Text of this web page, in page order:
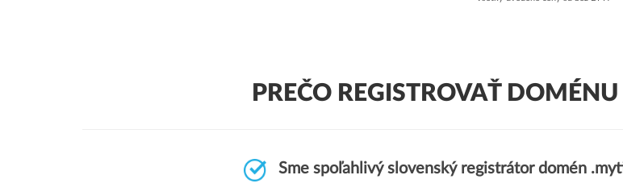
PREČO REGISTROVAŤ
Sme spoľahlivý slovenský registrátor domén